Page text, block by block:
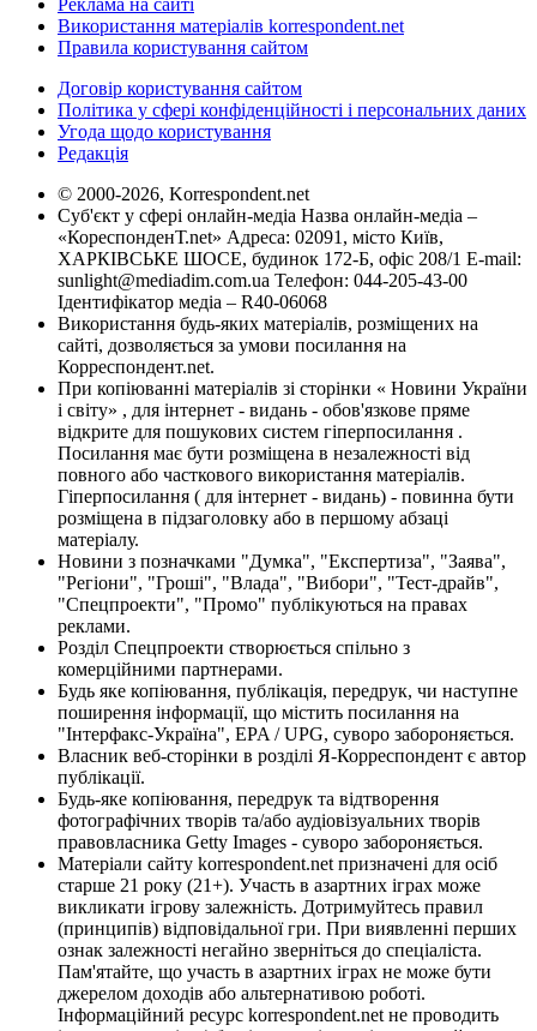
Реклама на сайті
Використання матеріалів korrespondent.net
Правила користування сайтом
Договір користування сайтом
Політика у сфері конфіденційності і персональних даних
Угода щодо користування
Редакція
© 2000-2026, Korrespondent.net
Суб'єкт у сфері онлайн-медіа Назва онлайн-медіа –
«КореспонденТ.net» Адреса: 02091, місто Київ,
ХАРКІВСЬКЕ ШОСЕ, будинок 172-Б, офіс 208/1 E-mail:
sunlight@mediadim.com.ua Телефон: 044-205-43-00
Ідентифікатор медіа – R40-06068
Використання будь-яких матеріалів, розміщених на
сайті, дозволяється за умови посилання на
Корреспондент.net.
При копіюванні матеріалів зі сторінки « Новини України
і світу» , для інтернет - видань - обов'язкове пряме
відкрите для пошукових систем гіперпосилання .
Посилання має бути розміщена в незалежності від
повного або часткового використання матеріалів.
Гіперпосилання ( для інтернет - видань) - повинна бути
розміщена в підзаголовку або в першому абзаці
матеріалу.
Новини з позначками "Думка", "Експертиза", "Заява",
"Регіони", "Гроші", "Влада", "Вибори", "Тест-драйв",
"Спецпроекти", "Промо" публікуються на правах
реклами.
Розділ Спецпроекти створюється спільно з
комерційними партнерами.
Будь яке копіювання, публікація, передрук, чи наступне
поширення інформації, що містить посилання на
"Інтерфакс-Україна", EPA / UPG, суворо забороняється.
Власник веб-сторінки в розділі Я-Корреспондент є автор
публікації.
Будь-яке копіювання, передрук та відтворення
фотографічних творів та/або аудіовізуальних творів
правовласника Getty Images - суворо забороняється.
Матеріали сайту korrespondent.net призначені для осіб
старше 21 року (21+). Участь в азартних іграх може
викликати ігрову залежність. Дотримуйтесь правил
(принципів) відповідальної гри. При виявленні перших
ознак залежності негайно зверніться до спеціаліста.
Пам'ятайте, що участь в азартних іграх не може бути
джерелом доходів або альтернативою роботі.
Інформаційний ресурс korrespondent.net не проводить